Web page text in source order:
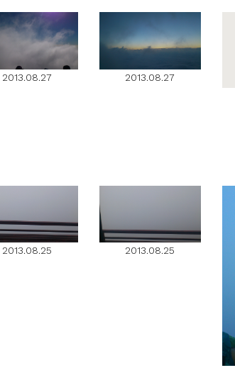
2013.08.27
2013.08.27
2013.08.25 2013.08.25